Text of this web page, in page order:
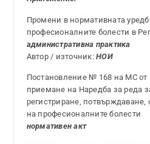
Промени в нормативната
професионалните болести в
административна практика
Автор / източник:НОИ
Постановление № 168 на МС от
приемане на Наредба за реда
регистриране,
на професионалните болести
нормативен акт